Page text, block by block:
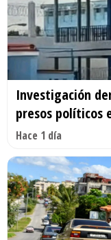
Investigación
presos políticos
Hace 1 día